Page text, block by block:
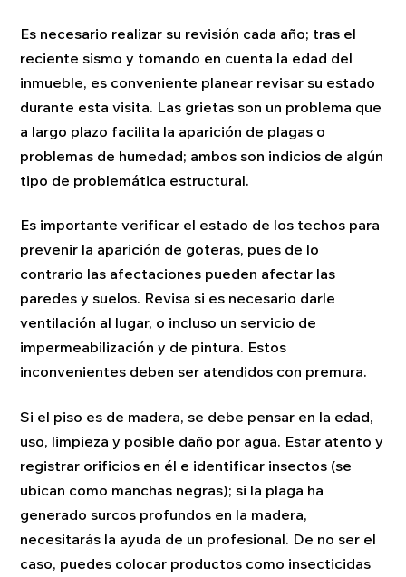
Es necesario realizar su revisión cada año; tras el
reciente sismo y tomando en cuenta la edad del
inmueble, es conveniente planear revisar su estado
durante esta visita. Las grietas son un problema que
a largo plazo facilita la aparición de plagas o
problemas de humedad; ambos son indicios de algún
tipo de problemática estructural.
Es importante verificar el estado de los techos para
prevenir la aparición de goteras, pues de lo
contrario las afectaciones pueden afectar las
paredes y suelos. Revisa si es necesario darle
ventilación al lugar, o incluso un servicio de
impermeabilización y de pintura. Estos
inconvenientes deben ser atendidos con premura.
Si el piso es de madera, se debe pensar en la edad,
uso, limpieza y posible daño por agua. Estar atento y
registrar orificios en él e identificar insectos (se
ubican como manchas negras); si la plaga ha
generado surcos profundos en la madera,
necesitarás la ayuda de un profesional. De no ser el
caso, puedes colocar productos como insecticidas